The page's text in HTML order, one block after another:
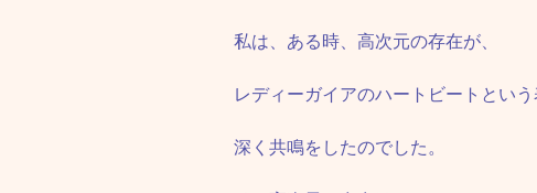
私は、ある時、高次元の存在が、
レディーガイアのハートビートとい
深く共鳴をしたのでした。